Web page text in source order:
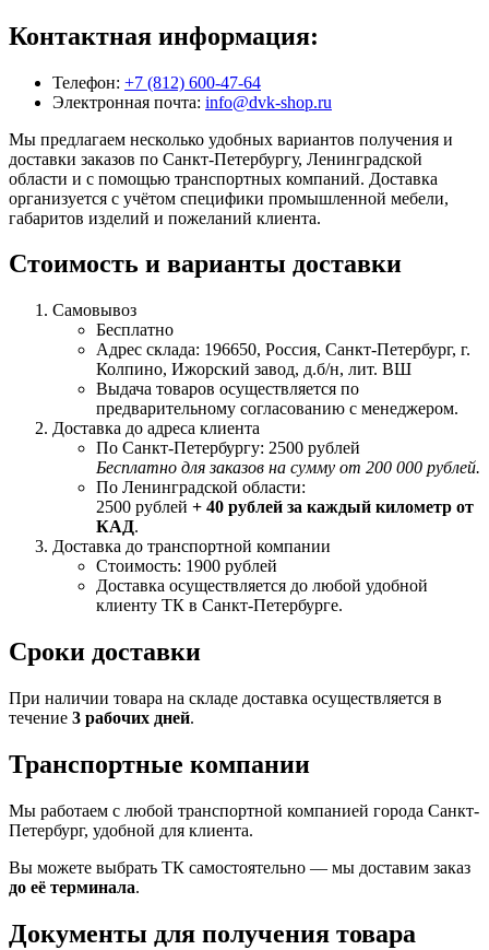
Контактная информация:
Телефон: +7 (812) 600-47-64
Электронная почта: info@dvk-shop.ru
Мы предлагаем несколько удобных вариантов получения и
доставки заказов по Санкт-Петербургу, Ленинградской
области и с помощью транспортных компаний. Доставка
организуется с учётом специфики промышленной мебели,
габаритов изделий и пожеланий клиента.
Стоимость и варианты доставки
Самовывоз
Бесплатно
Адрес склада: 196650, Россия, Санкт-Петербург, г.
Колпино, Ижорский завод, д.б/н, лит. ВШ
Выдача товаров осуществляется по
предварительному согласованию с менеджером.
Доставка до адреса клиента
По Санкт-Петербургу: 2500 рублей
Бесплатно для заказов на сумму от 200 000 рублей.
По Ленинградской области:
2500 рублей + 40 рублей за каждый километр от
КАД.
Доставка до транспортной компании
Стоимость: 1900 рублей
Доставка осуществляется до любой удобной
клиенту ТК в Санкт-Петербурге.
Сроки доставки
При наличии товара на складе доставка осуществляется в
течение 3 рабочих дней.
Транспортные компании
Мы работаем с любой транспортной компанией города Санкт-
Петербург, удобной для клиента.
Вы можете выбрать ТК самостоятельно — мы доставим заказ
до её терминала.
Документы для получения товара